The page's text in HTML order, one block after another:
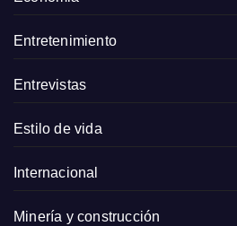
Entretenimiento
Entrevistas
Estilo de vida
Internacional
Minería y construcción